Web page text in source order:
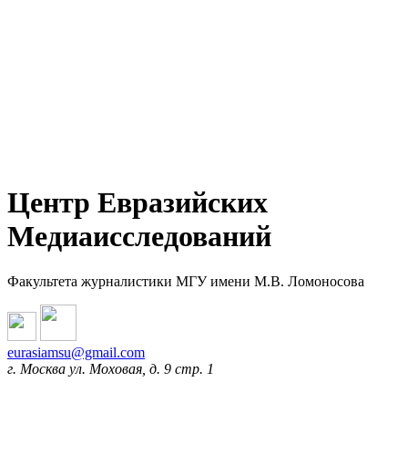
Центр Евразийских
Медиаисследований
Факультета журналистики МГУ имени М.В. Ломоносова
eurasiamsu@gmail.com
г. Москва ул. Моховая, д. 9 стр. 1